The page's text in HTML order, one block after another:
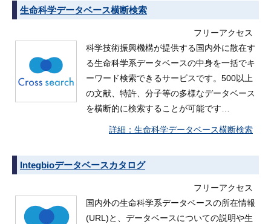
生命科学データベース横断検索
フリーアクセス
科学技術振興機構が提供する国内外に散在す
る生命科学系データベースの中身を一括でキ
ーワード検索できるサービスです。500以上
の文献、特許、分子等の多様なデータベース
を横断的に検索することが可能です…
生命科学データベース横断検索
Integbioデータベースカタログ
フリーアクセス
国内外の生命科学系データベースの所在情報
(URL)と、データベースについての説明や生